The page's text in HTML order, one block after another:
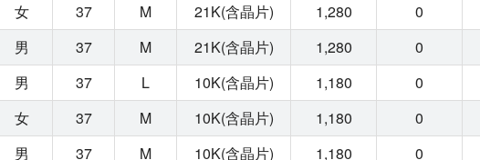
女 37 M 21K(含晶片) 1,280 0
男 37 M 21K(含晶片) 1,280 0
男 37 L 10K(含晶片) 1,180 0
女 37 M 10K(含晶片) 1,180 0
男 37 M 10K(含晶片) 1,180 0